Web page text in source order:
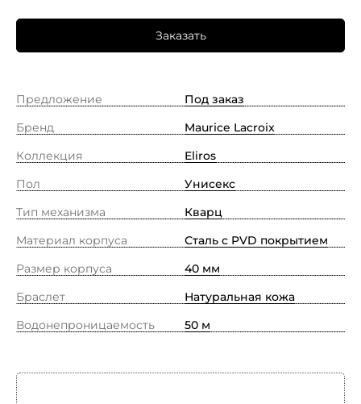
Заказать
Предложение
Под заказ
Бренд
Maurice Lacroix
Коллекция
Eliros
Пол
Унисекс
Тип механизма
Кварц
Материал корпуса
Сталь с PVD покрытием
Размер корпуса
40 мм
Браслет
Натуральная кожа
Водонепроницаемость
50 м